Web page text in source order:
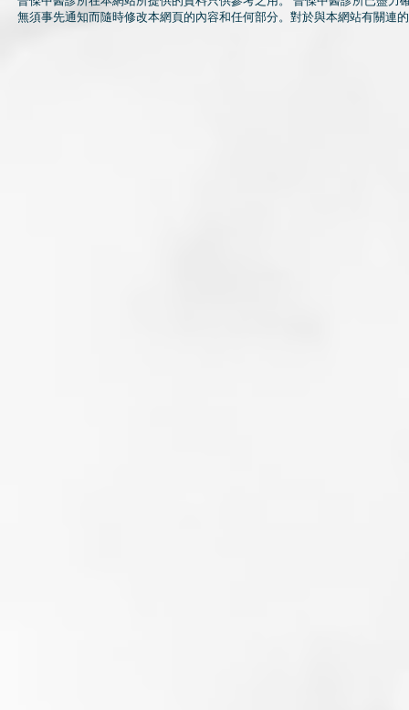
無須事先通知而隨時修改本網頁的內容和任何部分。對於與本網站有關連